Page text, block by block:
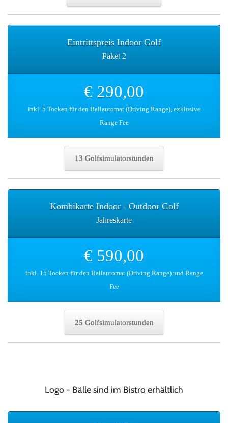
Eintrittspreis Indoor Golf
Paket 2
€ 290,00
inkl. 5 Tocken für den Ballautomat (Driving Range), exklusive
Range Fee
13 Golfsimulatorstunden
Kombikarte Indoor - Outdoor Golf
Jahreskarte
€ 590,00
inkl. 15 Tocken für den Ballautomat (Driving Range) und Range
Fee
25 Golfsimulatorstunden
Logo - Bälle sind im Bistro erhältlich